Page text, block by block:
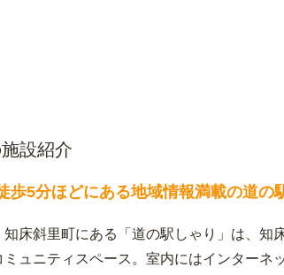
設紹介
歩5分ほどにある地域情報満載の道の
床斜里町にある「道の駅しゃり」は、知
ュニティスペース。室内にはインターネ